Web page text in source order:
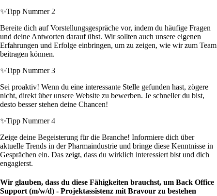
✨Tipp Nummer 2
Bereite dich auf Vorstellungsgespräche vor, indem du häufige Fragen
und deine Antworten darauf übst. Wir sollten auch unsere eigenen
Erfahrungen und Erfolge einbringen, um zu zeigen, wie wir zum Team
beitragen können.
✨Tipp Nummer 3
Sei proaktiv! Wenn du eine interessante Stelle gefunden hast, zögere
nicht, direkt über unsere Website zu bewerben. Je schneller du bist,
desto besser stehen deine Chancen!
✨Tipp Nummer 4
Zeige deine Begeisterung für die Branche! Informiere dich über
aktuelle Trends in der Pharmaindustrie und bringe diese Kenntnisse in
Gesprächen ein. Das zeigt, dass du wirklich interessiert bist und dich
engagierst.
Wir glauben, dass du diese Fähigkeiten brauchst, um Back Office
Support (m/w/d) - Projektassistenz mit Bravour zu bestehen